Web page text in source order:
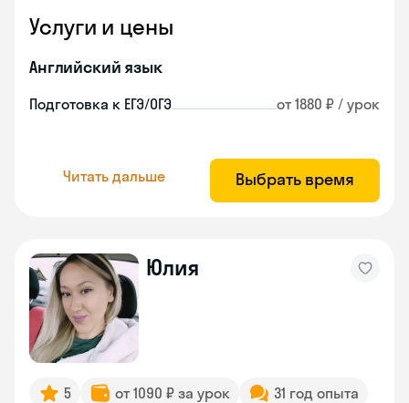
Услуги и цены
Английский язык
Подготовка к ЕГЭ/ОГЭ от 1880 ₽ / урок
Читать дальше Выбрать время
Юлия
5 от 1090 ₽ за урок
31 год опыта